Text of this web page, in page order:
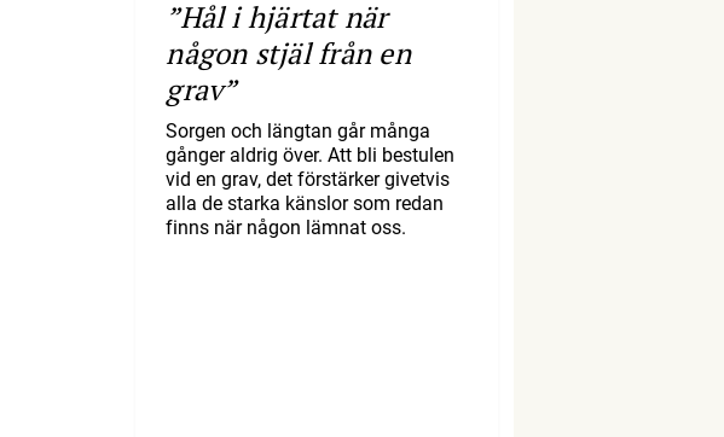
”Hål i hjärtat när
någon stjäl från en
grav”
Sorgen och längtan går många
gånger aldrig över. Att bli bestulen
vid en grav, det förstärker givetvis
alla de starka känslor som redan
finns när någon lämnat oss.